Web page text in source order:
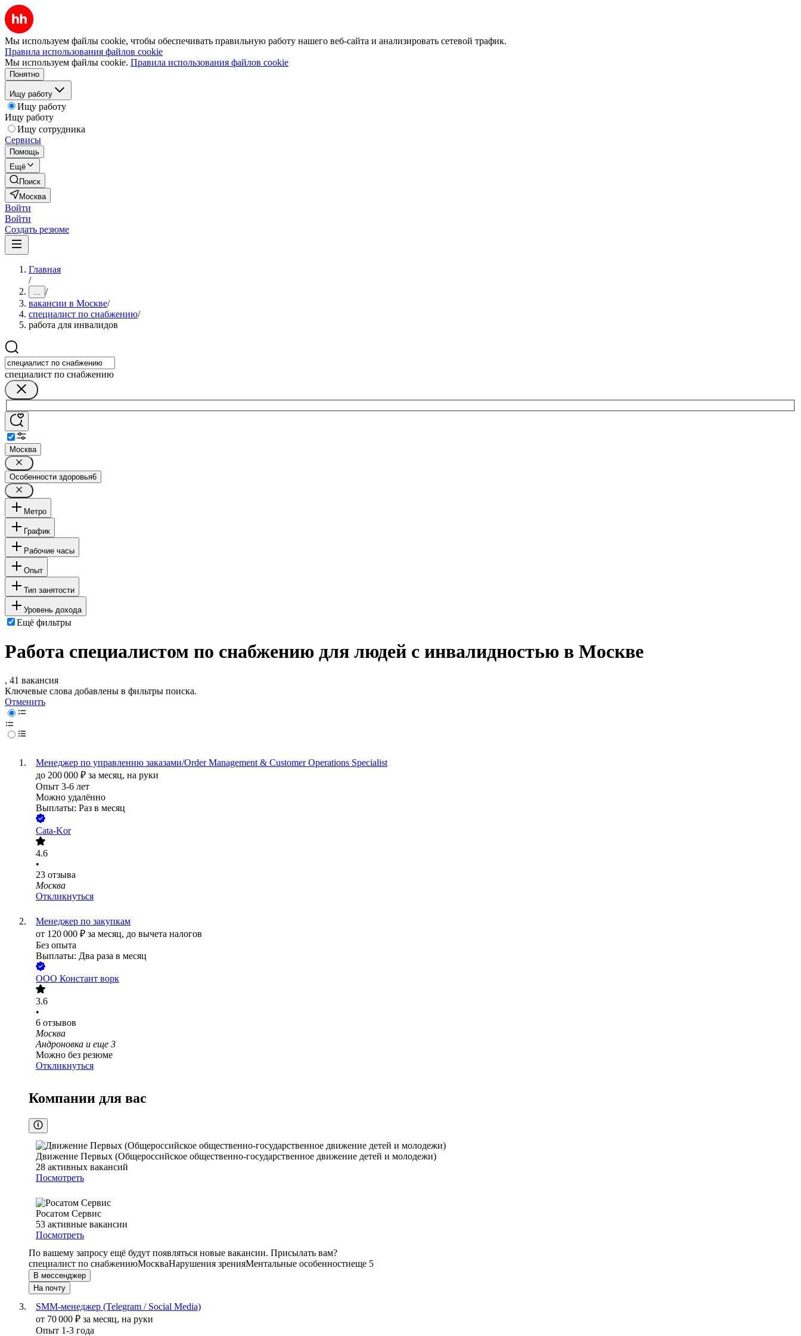
Мы используем файлы cookie, чтобы обеспечивать правильную работу нашего веб-сайта и анализировать сетевой трафик.
Правила использования файлов cookie
Мы используем файлы cookie. Правила использования файлов cookie
Понятно
Ищу работу
Ищу работу
Ищу работу
Ищу сотрудника
Сервисы
Помощь
Ещё
Поиск
Москва
Войти
Войти
Создать резюме
Главная
/
... /
вакансии в Москве/
специалист по снабжению/
работа для инвалидов
специалист по снабжению
Москва
Особенности здоровья6
Метро
График
Рабочие часы
Опыт
Тип занятости
Уровень дохода
Ещё фильтры
Работа специалистом по снабжению для людей с инвалидностью в Москве
, 41 вакансия
Ключевые слова добавлены в фильтры поиска.
Отменить
Менеджер по управлению заказами/Order Management & Customer Operations Specialist
до 200 000 ₽ за месяц, на руки
Опыт 3-6 лет
Можно удалённо
Выплаты: Раз в месяц
Cata-Kor
4.6
•
23 отзыва
Москва
Откликнуться
Менеджер по закупкам
от 120 000 ₽ за месяц, до вычета налогов
Без опыта
Выплаты: Два раза в месяц
ООО Констант ворк
3.6
•
6 отзывов
Москва
Андроновка и еще 3
Можно без резюме
Откликнуться
Компании для вас
Движение Первых (Общероссийское общественно-государственное движение детей и молодежи)
28 активных вакансий
Посмотреть
Росатом Сервис
53 активные вакансии
Посмотреть
По вашему запросу ещё будут появляться новые вакансии. Присылать вам?
специалист по снабжениюМоскваНарушения зренияМентальные особенностиеще 5
В мессенджер
На почту
SMM-менеджер (Telegram / Social Media)
от 70 000 ₽ за месяц, на руки
Опыт 1-3 года